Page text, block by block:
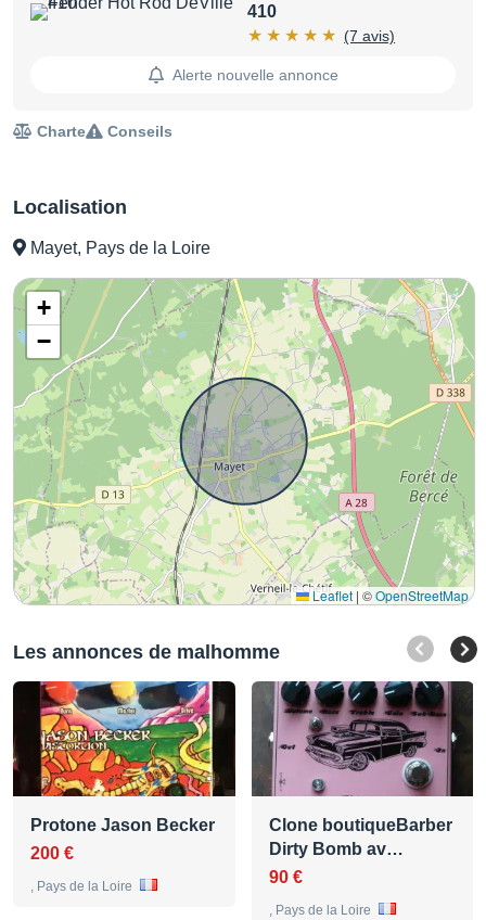
Localisation
Mayet, Pays de la Loire
+
−
Leaflet | ©OpenStreetMap
Les annonces de malhomme
Protone Jason Becker
200 €
, Pays de la Loire
Clone boutiqueBarber
Dirty Bomb av…
90 €
, Pays de la Loire
410
(7 avis)
Alerte nouvelle annonce
Charte Conseils